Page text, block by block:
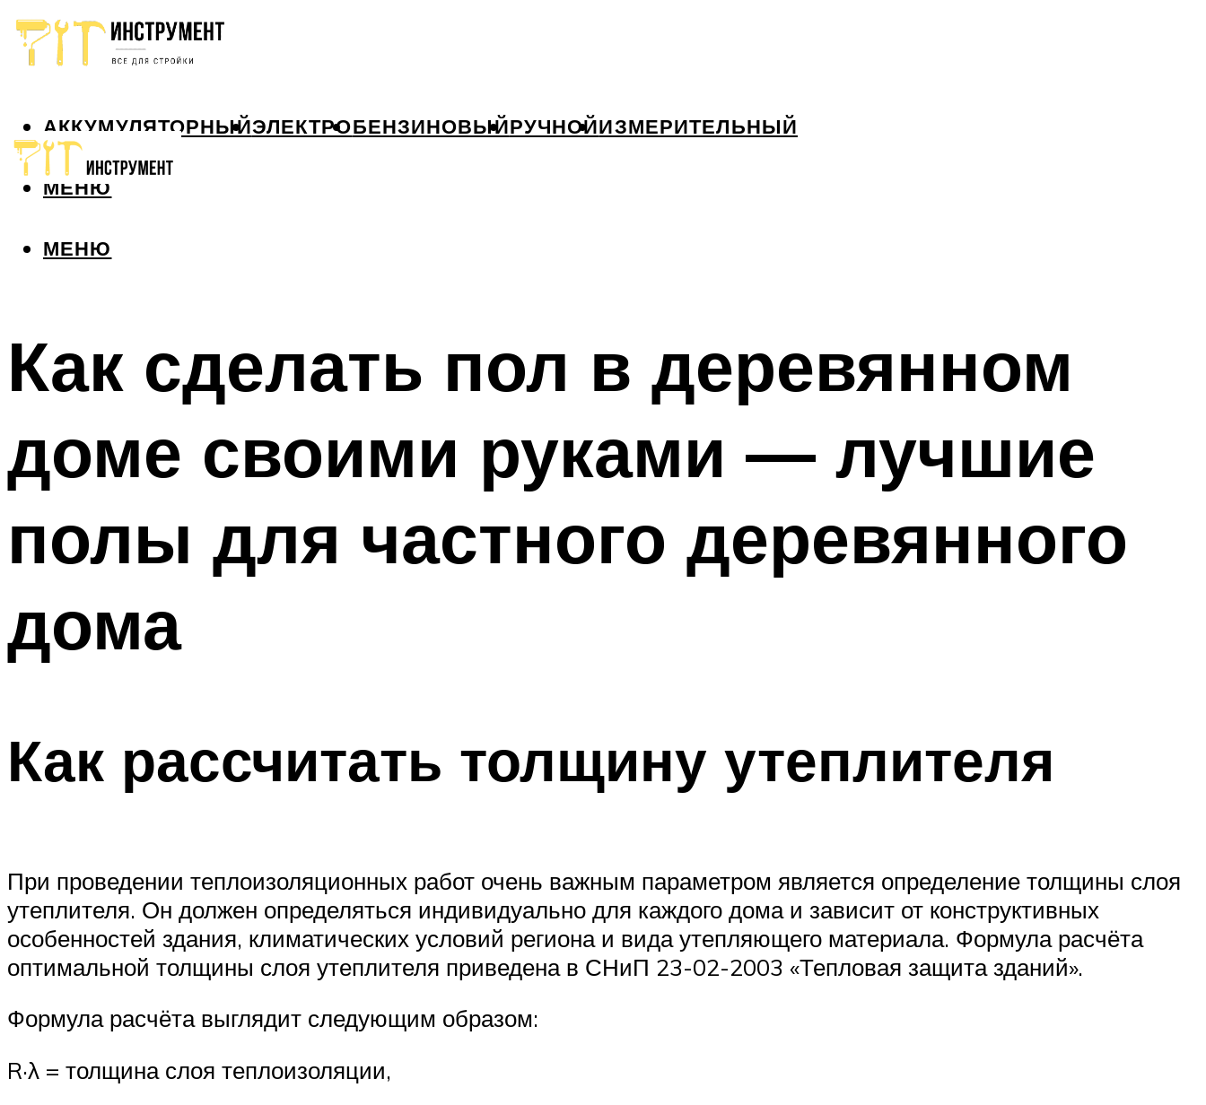
АККУМУЛЯТОРНЫЙЭЛЕКТРОБЕНЗИНОВЫЙРУЧНОЙИЗМЕРИТЕЛЬНЫЙ
МЕНЮ
МЕНЮ
Как сделать пол в деревянном
доме своими руками — лучшие
полы для частного деревянного
дома
Как рассчитать толщину утеплителя
При проведении теплоизоляционных работ очень важным параметром является определение толщины слоя
утеплителя. Он должен определяться индивидуально для каждого дома и зависит от конструктивных
особенностей здания, климатических условий региона и вида утепляющего материала. Формула расчёта
оптимальной толщины слоя утеплителя приведена в СНиП 23-02-2003 «Тепловая защита зданий».
Формула расчёта выглядит следующим образом:
R·λ = толщина слоя теплоизоляции,